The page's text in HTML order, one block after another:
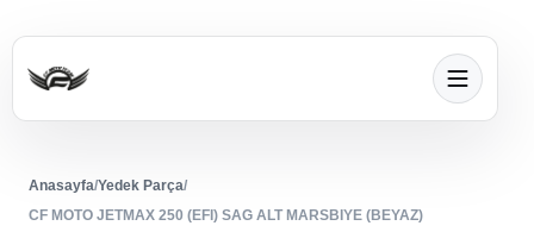
Anasayfa/Yedek Parça/
CF MOTO JETMAX 250 (EFI) SAG ALT MARSBIYE (BEYAZ)